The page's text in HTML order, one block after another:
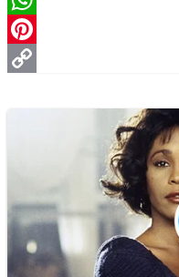
WhatsApp
Pinterest